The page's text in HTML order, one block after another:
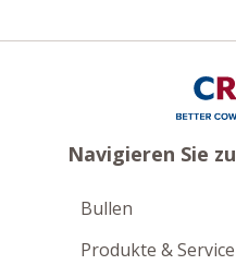
Navigieren Sie zu
Bullen
Produkte & Service